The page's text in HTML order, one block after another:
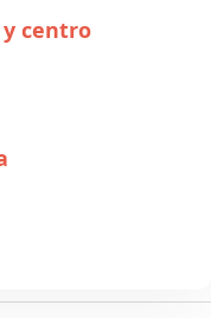
y centro